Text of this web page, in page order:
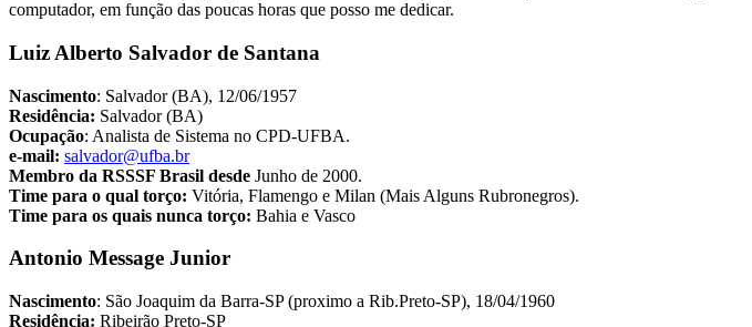
computador, em função das poucas horas que posso me dedicar.
Luiz Alberto Salvador de Santana
Nascimento: Salvador (BA), 12/06/1957
Residência: Salvador (BA)
Ocupação: Analista de Sistema no CPD-UFBA.
e-mail: salvador@ufba.br
Membro da RSSSF Brasil desde Junho de 2000.
Time para o qual torço: Vitória, Flamengo e Milan (Mais Alguns Rubronegros).
Time para os quais nunca torço: Bahia e Vasco
Antonio Message Junior
Nascimento: São Joaquim da Barra-SP (proximo a Rib.Preto-SP), 18/04/1960
Residência: Ribeirão Preto-SP